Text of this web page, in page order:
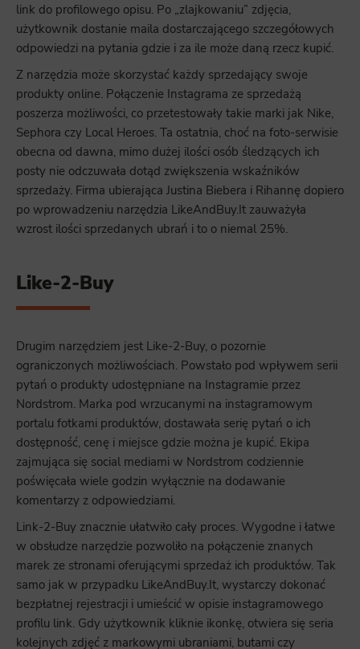
link do profilowego opisu. Po „zlajkowaniu” zdjęcia,
użytkownik dostanie maila dostarczającego szczegółowych
odpowiedzi na pytania gdzie i za ile może daną rzecz kupić.
Z narzędzia może skorzystać każdy sprzedający swoje
produkty online. Połączenie Instagrama ze sprzedażą
poszerza możliwości, co przetestowały takie marki jak Nike,
Sephora czy Local Heroes. Ta ostatnia, choć na foto-serwisie
obecna od dawna, mimo dużej ilości osób śledzących ich
posty nie odczuwała dotąd zwiększenia wskaźników
sprzedaży. Firma ubierająca Justina Biebera i Rihannę dopiero
po wprowadzeniu narzędzia LikeAndBuy.It zauważyła
wzrost ilości sprzedanych ubrań i to o niemal 25%.
Like-2-Buy
Drugim narzędziem jest Like-2-Buy, o pozornie
ograniczonych możliwościach. Powstało pod wpływem serii
pytań o produkty udostępniane na Instagramie przez
Nordstrom. Marka pod wrzucanymi na instagramowym
portalu fotkami produktów, dostawała serię pytań o ich
dostępność, cenę i miejsce gdzie można je kupić. Ekipa
zajmująca się social mediami w Nordstrom codziennie
poświęcała wiele godzin wyłącznie na dodawanie
komentarzy z odpowiedziami.
Link-2-Buy znacznie ułatwiło cały proces. Wygodne i łatwe
w obsłudze narzędzie pozwoliło na połączenie znanych
marek ze stronami oferującymi sprzedaż ich produktów. Tak
samo jak w przypadku LikeAndBuy.It, wystarczy dokonać
bezpłatnej rejestracji i umieścić w opisie instagramowego
profilu link. Gdy użytkownik kliknie ikonkę, otwiera się seria
kolejnych zdjęć z markowymi ubraniami, butami czy